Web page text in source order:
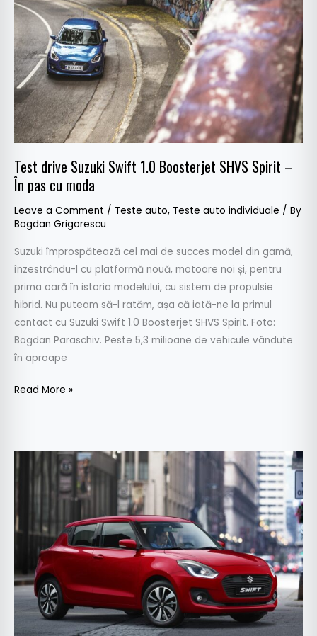
Test drive Suzuki Swift 1.0 Boosterjet SHVS Spirit –
În pas cu moda
Leave a Comment / Teste auto, Teste auto individuale / By
Bogdan Grigorescu
Suzuki împrospătează cel mai de succes model din gamă,
înzestrându-l cu platformă nouă, motoare noi și, pentru
prima oară în istoria modelului, cu sistem de propulsie
hibrid. Nu puteam să-l ratăm, așa că iată-ne la primul
contact cu Suzuki Swift 1.0 Boosterjet SHVS Spirit. Foto:
Bogdan Paraschiv. Peste 5,3 milioane de vehicule vândute
în aproape
Swift
Boosterjet
SHVS
Spirit
În
pas
moda
Read More »
Preturi
Suzuki
în
România:
COSTĂ
noua
citadină